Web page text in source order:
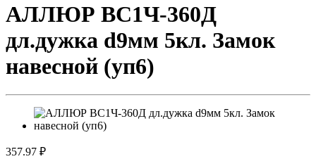
АЛЛЮР ВС1Ч-360Д
дл.дужка d9мм 5кл. Замок
навесной (уп6)
357.97 ₽